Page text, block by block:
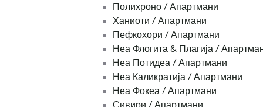
Полихроно / Апартмани
Ханиоти / Апартмани
Пефкохори / Апартмани
Неа Флогита & Плагија /
Неа Потидеа / Апартмани
Неа Каликратија / Апартмани
Неа Фокеа / Апартмани